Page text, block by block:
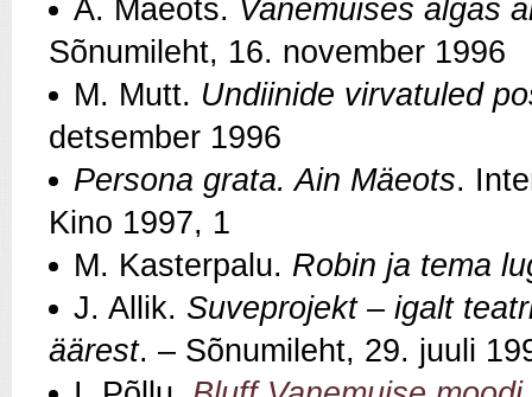
A. Mäeots. Vanemuises algas
Sõnumileht, 16. november 1996
M. Mutt. Undiinide virvatuled
detsember 1996
Persona grata. Ain Mäeots.
Kino 1997, 1
M. Kasterpalu. Robin ja tema
J. Allik. Suveprojekt – igalt
äärest. – Sõnumileht, 29. juuli